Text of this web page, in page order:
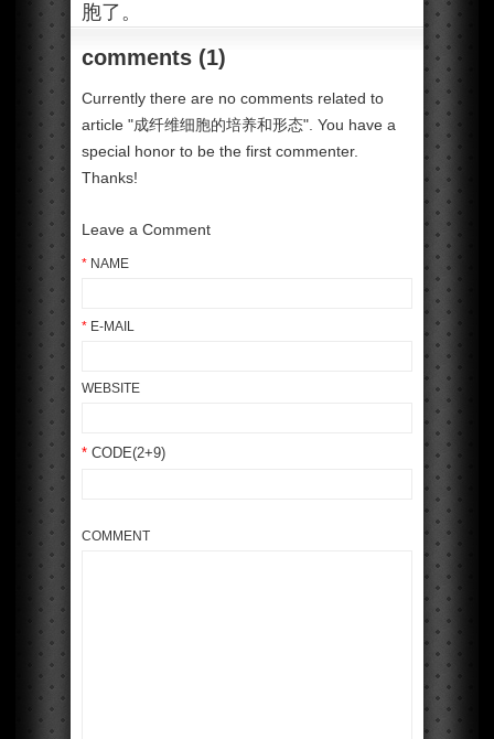
胞了。
comments (1)
Currently there are no comments related to
article "成纤维细胞的培养和形态". You have a
special honor to be the first commenter.
Thanks!
Leave a Comment
* NAME
* E-MAIL
WEBSITE
* CODE(2+9)
COMMENT